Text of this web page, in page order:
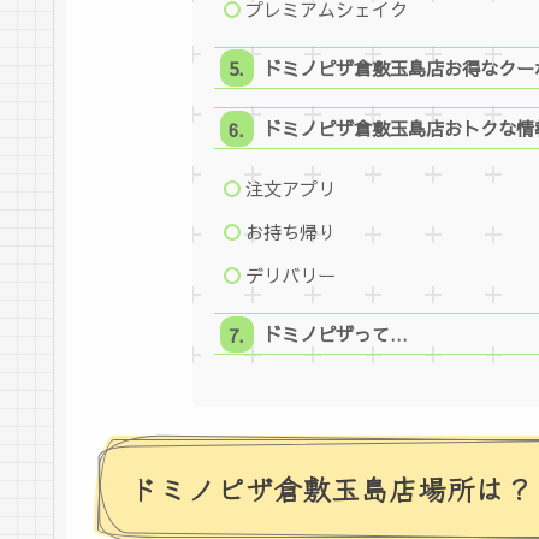
プレミアムシェイク
ドミノピザ倉敷玉島店お得なク
ドミノピザ倉敷玉島店おトクな情
注文アプリ
お持ち帰り
デリバリー
ドミノピザって…
ドミノピザ倉敷玉島店場所は？